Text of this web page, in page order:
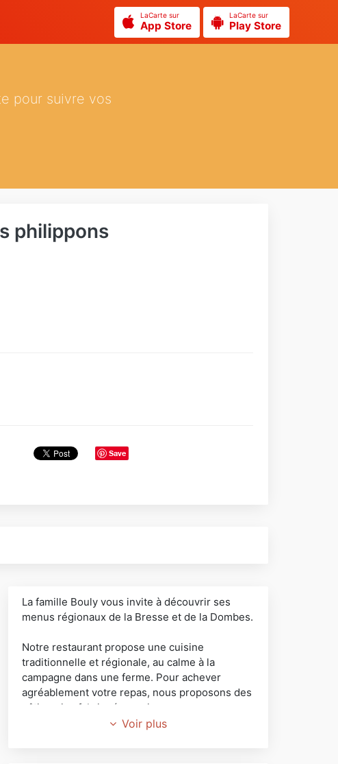
LaCarte sur
App Store
LaCarte sur
Play Store
pour suivre vos
philippons
Save
La famille Bouly vous invite à découvrir ses
menus régionaux de la Bresse et de la Dombes.
Notre restaurant propose une cuisine
traditionnelle et régionale, au calme à la
campagne dans une ferme. Pour achever
agréablement votre repas, nous proposons des
pâtisseries fabriquées maison que vous pouvez
déguster sur place au buffet.
Voir plus